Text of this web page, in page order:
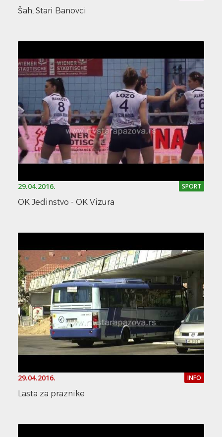
Šah, Stari Banovci
29.04.2016. SPORT
OK Jedinstvo - OK Vizura
29.04.2016. INFO
Lasta za praznike